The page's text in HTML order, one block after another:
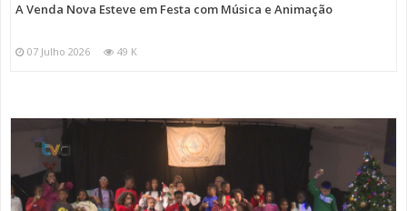
A Venda Nova Esteve em Festa com Música e Animação
07 Julho 2026 49 K